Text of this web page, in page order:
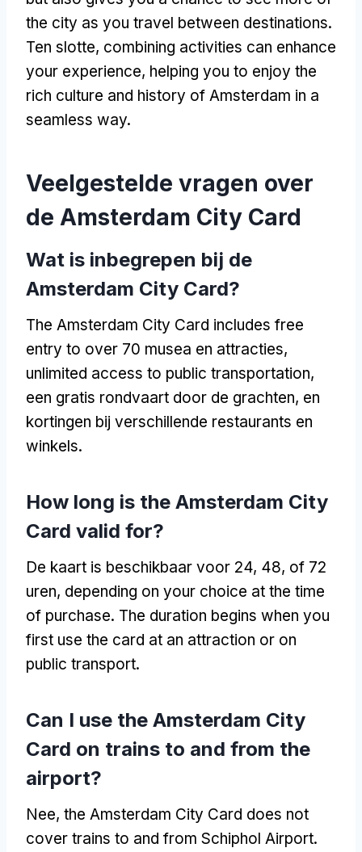
the city as you travel between destinations.
Ten slotte, combining activities can enhance
your experience, helping you to enjoy the
rich culture and history of Amsterdam in a
seamless way.
Veelgestelde vragen over
de Amsterdam City Card
Wat is inbegrepen bij de
Amsterdam City Card?
The Amsterdam City Card includes free
entry to over 70 musea en attracties,
unlimited access to public transportation,
een gratis rondvaart door de grachten, en
kortingen bij verschillende restaurants en
winkels.
How long is the Amsterdam City
Card valid for?
De kaart is beschikbaar voor 24, 48, of 72
uren, depending on your choice at the time
of purchase. The duration begins when you
first use the card at an attraction or on
public transport.
Can I use the Amsterdam City
Card on trains to and from the
airport?
Nee, the Amsterdam City Card does not
cover trains to and from Schiphol Airport.